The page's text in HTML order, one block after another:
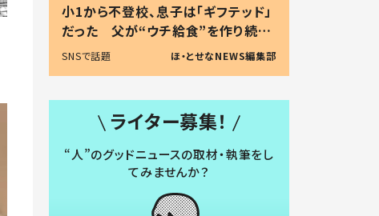
小1から不登校、息子は「ギフテッド」
だった 父が“ウチ給食”を作り続け
る理由とは #令和の親 #令和の子
SNSで話題 ほ・とせなNEWS編集部
ライター募集！
“人”のグッドニュースの取材・執筆をし
てみませんか？